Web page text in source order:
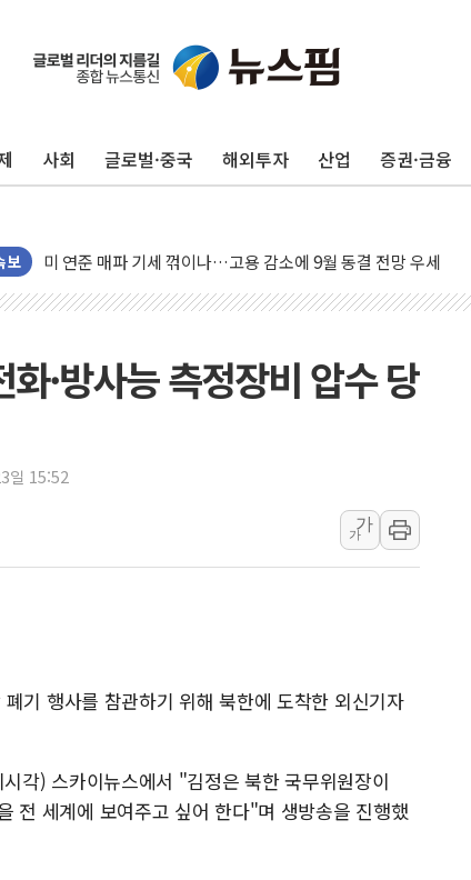
사회 글로벌·중국 해외투자 산업 증권·금융
보
민주, 오늘 제주·인천 경선 결과 발표...'김민석 재역전 vs 정청래
한상협, 업계 개인정보 보안 새판 짠다…'자율규제단체' 타진
트럼프, 쿡 연준 이사 해임 재추진…"26일까지 의혹 소명" 요구
유럽증시, 美 고용 예상 밖 부진에 연준 금리 인상 가능성 낮
[종합] 이슬람 수니파 3국, '공동방위협정' 체결… 이스라엘·이
트럼프, 백신·자폐증 행정명령 검토…"이르면 다음 주"
이란 핵심 원유 수출항 '하르그섬', 최근 1주일 이상 '올스톱'…
美 고용 쇼크에 엔화 장중 급등…시장은 "또 개입했나" 촉각
뉴욕증시 프리뷰, 美 고용 쇼크에 금리 인상 우려 후퇴…나스
[사진] 이슬람 수니파 3개국, 공동방위협정 체결
뉴욕증시 개장 전 특징주...아틀라시안·클라우드플레어·태
보훈부, 미 DPAA와 MOU… "6·25 미군 실종자 7359명 끝까
李 "해남 태양광, 대한민국 다음 100년 밑거름…수도권 집중 완
·방사능 측정장비 압수 당
일 15:52
가
가
기 행사를 참관하기 위해 북한에 도착한 외신기자
각) 스카이뉴스에서 "김정은 북한 국무위원장이
전 세계에 보여주고 싶어 한다"며 생방송을 진행했